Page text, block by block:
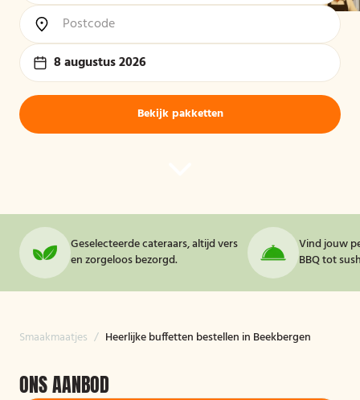
8 augustus 2026
Bekijk pakketten
Geselecteerde cateraars, altijd vers
en zorgeloos bezorgd.
Vind jouw
BBQ tot
Smaakmaatjes / Heerlijke buffetten bestellen in Beekbergen
ONS AANBOD